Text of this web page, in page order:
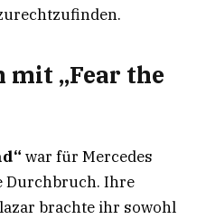
mit „Fear the
war für Mercedes
Durchbruch. Ihre
brachte ihr sowohl